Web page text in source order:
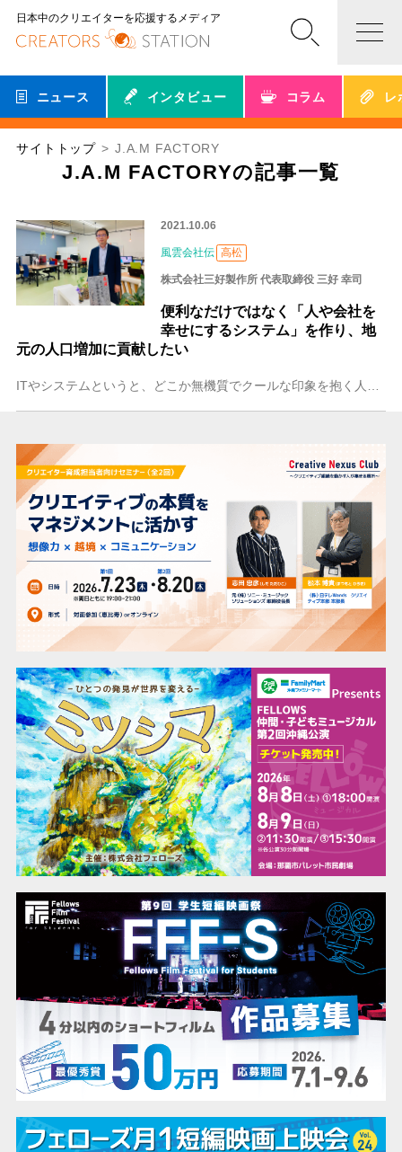
日本中のクリエイターを応援するメディア
ニュース インタビュー コラム レ
サイトトップ J.A.M FACTORY
J.A.M FACTORYの記事一覧
2021.10.06
風雲会社伝 高松
株式会社三好製作所 代表取締役 三好 幸司
便利なだけではなく「人や会社を
幸せにするシステム」を作り、地
元の人口増加に貢献したい